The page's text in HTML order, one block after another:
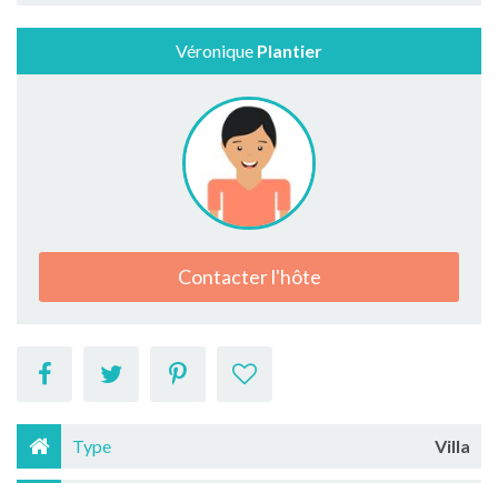
Véronique Plantier
Contacter l'hôte
Type Villa